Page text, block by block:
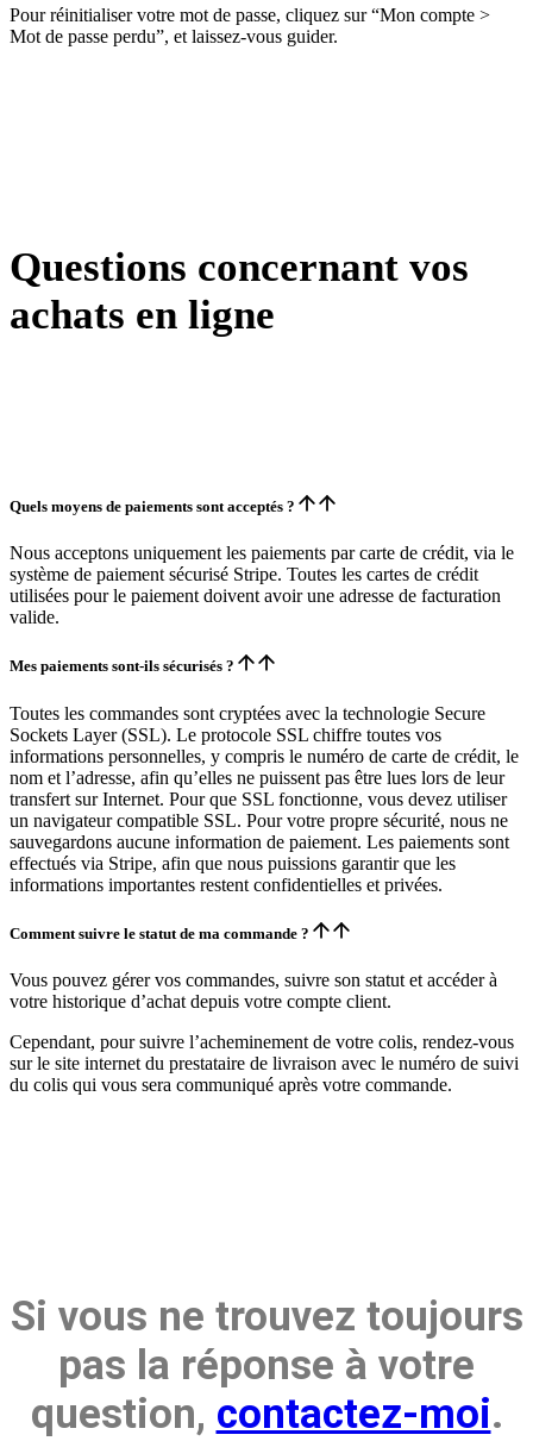
Pour réinitialiser votre mot de passe, cliquez sur “Mon compte >
Mot de passe perdu”, et laissez-vous guider.
Questions concernant vos
achats en ligne
Quels moyens de paiements sont acceptés ?
Nous acceptons uniquement les paiements par carte de crédit, via le
système de paiement sécurisé Stripe. Toutes les cartes de crédit
utilisées pour le paiement doivent avoir une adresse de facturation
valide.
Mes paiements sont-ils sécurisés ?
Toutes les commandes sont cryptées avec la technologie Secure
Sockets Layer (SSL). Le protocole SSL chiffre toutes vos
informations personnelles, y compris le numéro de carte de crédit, le
nom et l’adresse, afin qu’elles ne puissent pas être lues lors de leur
transfert sur Internet. Pour que SSL fonctionne, vous devez utiliser
un navigateur compatible SSL. Pour votre propre sécurité, nous ne
sauvegardons aucune information de paiement. Les paiements sont
effectués via Stripe, afin que nous puissions garantir que les
informations importantes restent confidentielles et privées.
Comment suivre le statut de ma commande ?
Vous pouvez gérer vos commandes, suivre son statut et accéder à
votre historique d’achat depuis votre compte client.
Cependant, pour suivre l’acheminement de votre colis, rendez-vous
sur le site internet du prestataire de livraison avec le numéro de suivi
du colis qui vous sera communiqué après votre commande.
Si vous ne trouvez toujours
pas la réponse à votre
question, contactez-moi.